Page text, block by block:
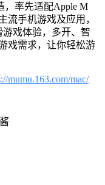
，率先适配Apple M
流手机游戏及应用，
戏体验，多开、智
戏需求，让你轻松游
mumu.163.com/mac/